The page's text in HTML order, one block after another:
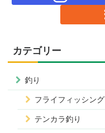
カテゴリー
釣り
フライフィッシング
テンカラ釣り